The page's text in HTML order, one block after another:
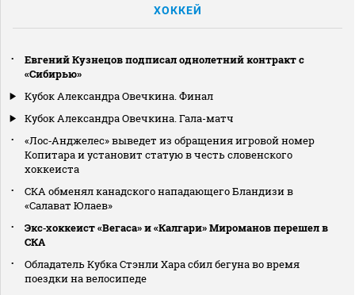
ХОККЕЙ
Евгений Кузнецов подписал однолетний контракт с
«Сибирью»
Кубок Александра Овечкина. Финал
Кубок Александра Овечкина. Гала-матч
«Лос‑Анджелес» выведет из обращения игровой номер
Копитара и установит статую в честь словенского
хоккеиста
СКА обменял канадского нападающего Бландизи в
«Салават Юлаев»
Экс‑хоккеист «Вегаса» и «Калгари» Мироманов перешел в
СКА
Обладатель Кубка Стэнли Хара сбил бегуна во время
поездки на велосипеде